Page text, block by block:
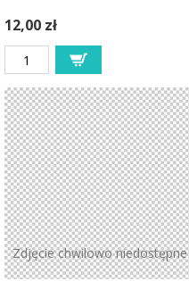
12,00 zł
Zdjęcie chwilowo niedostępne